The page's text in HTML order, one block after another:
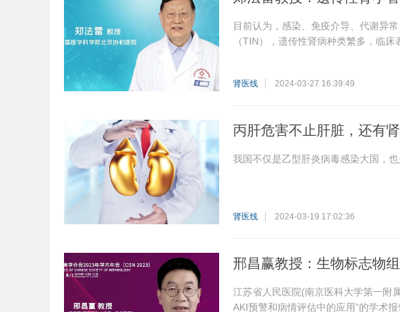
目前认为，感染、免疫介导、代谢异
（TIN），遗传性肾病种类繁多，临床
肾医线 2024-03-27 16:39:49
丙肝危害不止肝脏，还有
我国不仅是乙型肝炎病毒感染大国，也
肾医线 2024-03-19 17:02:36
邢昌赢教授：生物标志物
江苏省人民医院(南京医科大学第一附
AKI预警和病情评估中的应用”的学术